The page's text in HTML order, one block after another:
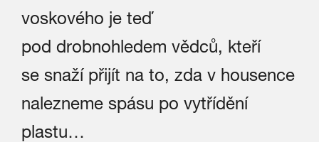
voskového je teď
pod drobnohledem vědců, kteří
se snaží přijít na to, zda v housence
nalezneme spásu po vytřídění
plastu…